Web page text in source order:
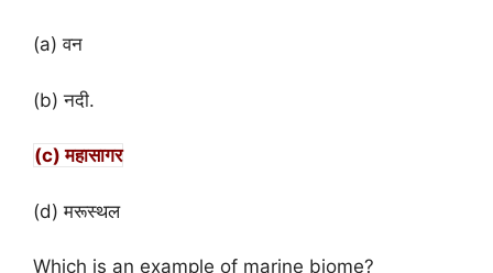
(a) वन
(b) नदी.
(c) महासागर
(d) मरूस्थल
Which is an example of marine biome?